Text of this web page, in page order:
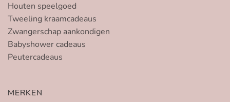
Houten speelgoed
Tweeling kraamcadeaus
Zwangerschap aankondigen
Babyshower cadeaus
Peutercadeaus
MERKEN